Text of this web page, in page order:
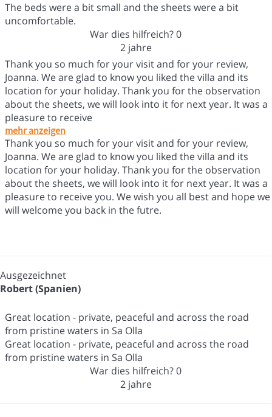
The beds were a bit small and the sheets were a bit
uncomfortable.
War dies hilfreich?0
2 jahre
Thank you so much for your visit and for your review,
Joanna. We are glad to know you liked the villa and its
location for your holiday. Thank you for the observation
about the sheets, we will look into it for next year. It was a
pleasure to receive
mehr anzeigen
Thank you so much for your visit and for your review,
Joanna. We are glad to know you liked the villa and its
location for your holiday. Thank you for the observation
about the sheets, we will look into it for next year. It was a
pleasure to receive you. We wish you all best and hope we
will welcome you back in the futre.
Ausgezeichnet
Robert (Spanien)
Great location - private, peaceful and across the road
from pristine waters in Sa Olla
Great location - private, peaceful and across the road
from pristine waters in Sa Olla
War dies hilfreich?0
2 jahre